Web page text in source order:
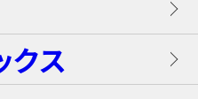
ィールド
ィラ
合ファミリー交流イベ
クス